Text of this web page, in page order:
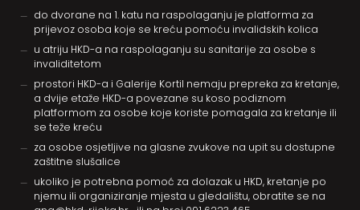
do dvorane na 1. katu na raspolaganju je platforma za
prijevoz osoba koje se kreću pomoću invalidskih kolica
u atriju HKD-a na raspolaganju su sanitarije za osobe s
invaliditetom
prostori HKD-a i Galerije Kortil nemaju prepreka za kretanje,
a dvije etaže HKD-a povezane su koso podiznom
platformom za osobe koje koriste pomagala za kretanje ili
se teže kreću
za osobe osjetljive na glasne zvukove na upit su dostupne
zaštitne slušalice
ukoliko je potrebna pomoć za dolazak u HKD, kretanje po
njemu ili organiziranje mjesta u gledalištu, obratite se na